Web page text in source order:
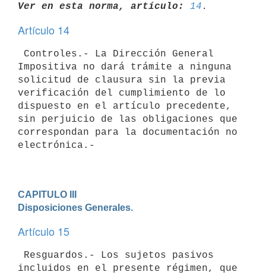
Ver en esta norma, artículo: 14
Artículo 14
Impositiva no dará trámite a ninguna
solicitud de clausura sin la previa
verificación del cumplimiento de lo
dispuesto en el artículo precedente,
sin perjuicio de las obligaciones que
correspondan para la documentación no
electrónica.-
CAPITULO III
Disposiciones Generales.
Artículo 15
incluidos en el presente régimen, que